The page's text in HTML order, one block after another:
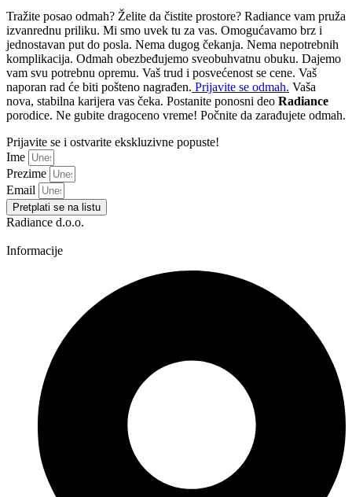
Tražite posao odmah? Želite da čistite prostore? Radiance vam pruža
izvanrednu priliku. Mi smo uvek tu za vas. Omogućavamo brz i
jednostavan put do posla. Nema dugog čekanja. Nema nepotrebnih
komplikacija. Odmah obezbeđujemo sveobuhvatnu obuku. Dajemo
vam svu potrebnu opremu. Vaš trud i posvećenost se cene. Vaš
naporan rad će biti pošteno nagrađen. Prijavite se odmah. Vaša
nova, stabilna karijera vas čeka. Postanite ponosni deo Radiance
porodice. Ne gubite dragoceno vreme! Počnite da zarađujete odmah.
Prijavite se i ostvarite ekskluzivne popuste!
Ime
Prezime
Email
Pretplati se na listu
Radiance d.o.o.
Informacije